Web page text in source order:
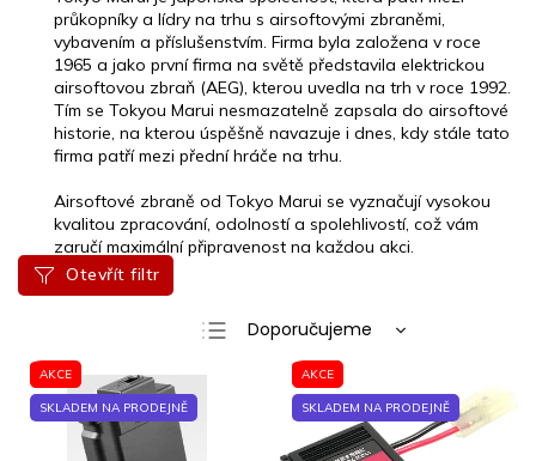
průkopníky a lídry na trhu s airsoftovými zbraněmi,
vybavením a příslušenstvím. Firma byla založena v roce
1965 a jako první firma na světě představila elektrickou
airsoftovou zbraň (AEG), kterou uvedla na trh v roce 1992.
Tím se Tokyou Marui nesmazatelně zapsala do airsoftové
historie, na kterou úspěšně navazuje i dnes, kdy stále tato
firma patří mezi přední hráče na trhu.
Airsoftové zbraně od Tokyo Marui se vyznačují vysokou
kvalitou zpracování, odolností a spolehlivostí, což vám
zaručí maximální připravenost na každou akci.
Otevřít filtr
Ř
a
e
n
Doporučujeme
Nejlevnější
Nejdražší
Nejprodávanější
V
p
AKCE
SKLADEM NA PRODEJNĚ
AKCE
SKLADEM NA PRODEJNĚ